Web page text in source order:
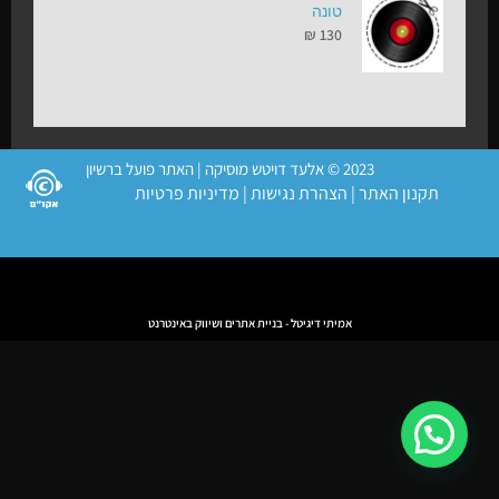
טונה
₪ 130
2023 © אלעד דויטש מוסיקה | האתר פועל ברשיון
תקנון האתר| הצהרת נגישות| מדיניות פרטיות
אמיתי דיגיטל - בניית אתרים ושיווק באינטרנט